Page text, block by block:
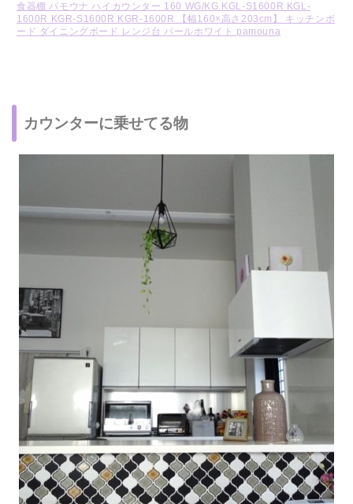
食器棚 パモウナ ハイカウンター 160 WG/KG KGL-S1600R KGL-
1600R KGR-S1600R KGR-1600R 【幅160×高さ203cm】 キッチンボ
ード ダイニングボード レンジ台 パールホワイト pamouna
カウンターに乗せてる物